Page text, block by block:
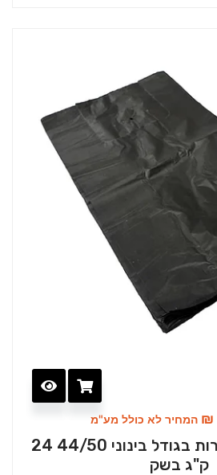
₪ המחיר לא כולל מע"מ
שקיות גופיה שחורות בגודל בינוני 44/50 24
ק"ג בשק